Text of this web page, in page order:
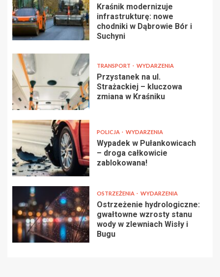
Kraśnik modernizuje
infrastrukturę: nowe
chodniki w Dąbrowie Bór i
Suchyni
TRANSPORT WYDARZENIA
Przystanek na ul.
Strażackiej – kluczowa
zmiana w Kraśniku
POLICJA WYDARZENIA
Wypadek w Pułankowicach
– droga całkowicie
zablokowana!
OSTRZEŻENIA WYDARZENIA
Ostrzeżenie hydrologiczne:
gwałtowne wzrosty stanu
wody w zlewniach Wisły i
Bugu